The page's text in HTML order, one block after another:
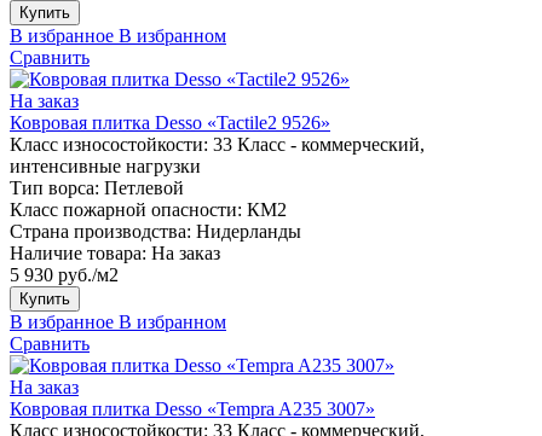
Купить
В избранное В избранном
Сравнить
На заказ
Ковровая плитка Desso «Tactile2 9526»
Класс износостойкости: 33 Класс - коммерческий,
интенсивные нагрузки
Тип ворса: Петлевой
Класс пожарной опасности: КМ2
Страна производства: Нидерланды
Наличие товара: На заказ
5 930 руб./м2
Купить
В избранное В избранном
Сравнить
На заказ
Ковровая плитка Desso «Tempra A235 3007»
Класс износостойкости: 33 Класс - коммерческий,